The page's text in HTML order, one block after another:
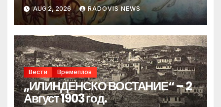
AUG 2, 2026 RADOVIS NEWS
Вести Времеплов
„ИЛИНДЕНСКО ВОСТАНИЕ“ – 2
Август 1903 год.